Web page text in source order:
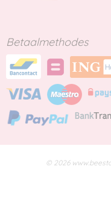
Betaalmethodes
© 2026